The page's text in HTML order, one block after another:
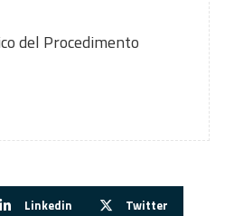
del Procedimento
Linkedin Twitter